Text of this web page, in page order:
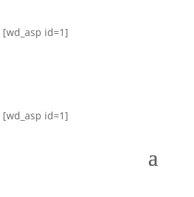
[wd_asp id=1]
[wd_asp id=1]